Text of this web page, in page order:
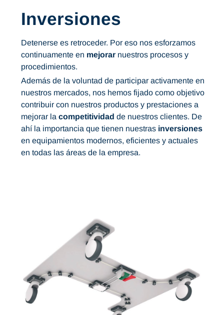
Inversiones
Detenerse es retroceder. Por eso nos esforzamos
continuamente en mejorar nuestros procesos y
procedimientos.
Además de la voluntad de participar activamente en
nuestros mercados, nos hemos fijado como objetivo
contribuir con nuestros productos y prestaciones a
mejorar la competitividad de nuestros clientes. De
ahí la importancia que tienen nuestras inversiones
en equipamientos modernos, eficientes y actuales
en todas las áreas de la empresa.